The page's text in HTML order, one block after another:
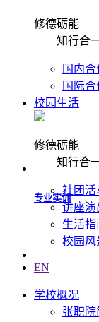
修德砺能
知行合
国内合
国际合
校园生活
修德砺能
知行合
社团活
讲座演
生活指
校园风
EN
学校概况
张职院
读书日活动
运动会
舞龙舞狮
校园氛围
诗会朗诵